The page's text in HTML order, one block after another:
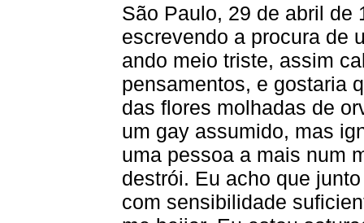
São Paulo, 29 de abril de
escrevendo a procura de
ando meio triste, assim
pensamentos, e gostaria
das flores molhadas de
um gay assumido, mas
uma pessoa a mais num
destrói. Eu acho que
com sensibilidade